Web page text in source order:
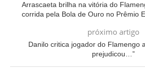
Arrascaeta brilha na vitória do
corrida pela Bola de Ouro no Prêmio
próximo artigo
Danilo critica jogador do Flamengo
prejudicou…”